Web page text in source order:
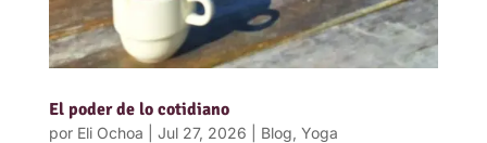
El poder de lo cotidiano
por Eli Ochoa Jul 27, 2026 Blog, Yoga